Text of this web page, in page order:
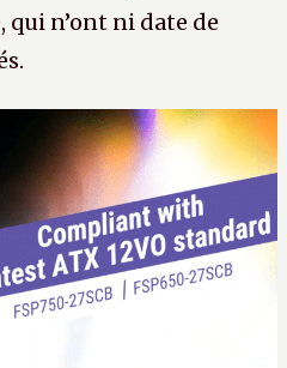
qui n’ont ni date de